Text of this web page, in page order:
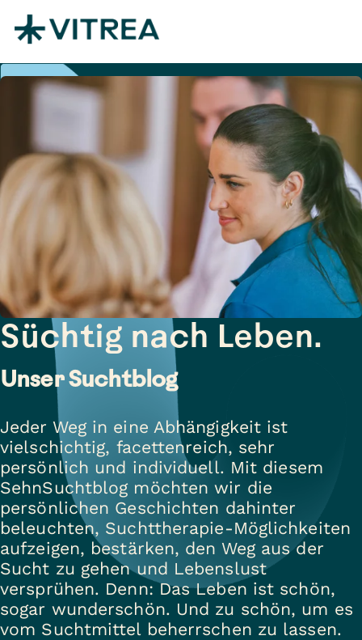
Süchtig nach Leben.
Unser Suchtblog
Jeder Weg in eine Abhängigkeit ist
vielschichtig, facettenreich, sehr
persönlich und individuell. Mit diesem
SehnSuchtblog möchten wir die
persönlichen Geschichten dahinter
beleuchten, Suchttherapie-Möglichkeiten
aufzeigen, bestärken, den Weg aus der
Sucht zu gehen und Lebenslust
versprühen. Denn: Das Leben ist schön,
sogar wunderschön. Und zu schön, um es
vom Suchtmittel beherrschen zu lassen.